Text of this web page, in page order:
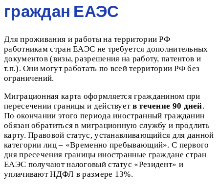
граждан ЕАЭС
Для проживания и работы на территории РФ
работникам стран ЕАЭС не требуется дополнительных
документов (визы, разрешения на работу, патентов и
т.п.). Они могут работать по всей территории РФ без
ограничений.
Миграционная карта оформляется гражданином при
пересечении границы и действует в течение 90 дней.
По окончании этого периода иностранный гражданин
обязан обратиться в миграционную службу и продлить
карту. Правовой статус, устанавливающийся для данной
категории лиц – «Временно пребывающий». С первого
дня пресечения границы иностранные граждане стран
ЕАЭС получают налоговый статус «Резидент» и
уплачивают НДФЛ в размере 13%.